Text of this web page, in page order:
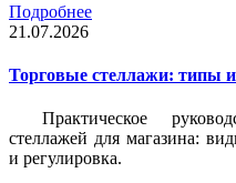
Подробнее
21.07.2026
Торговые стеллажи: типы
Практическое
стеллажей для магазина:
и регулировка.